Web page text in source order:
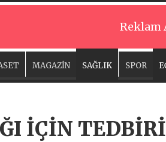
Reklam
MAGAZİN SAĞLIK SPOR
İÇİN